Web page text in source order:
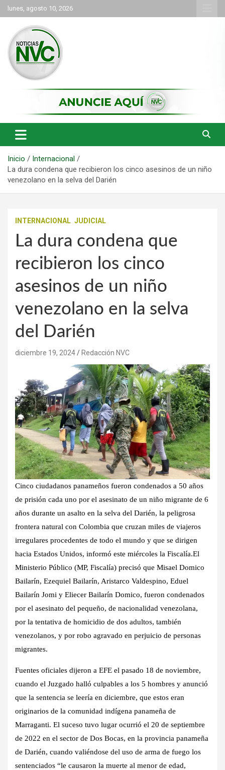
Saltar
al
contenido
lunes, agosto 10, 2026
NVC Noticias
Inicio
Internacional
La dura condena que recibieron los cinco asesinos de un niño
venezolano en la selva del Darién
INTERNACIONAL JUDICIAL
La dura condena que
recibieron los cinco
asesinos de un niño
venezolano en la selva
del Darién
diciembre 19, 2024 Redacción NVC
Cinco ciudadanos panameños fueron condenados a 50 años
de prisión cada uno por el asesinato de un niño migrante de 6
años durante un asalto en la selva del Darién, la peligrosa
frontera natural con Colombia que cruzan miles de viajeros
irregulares procedentes de todo el mundo y que se dirigen
hacia Estados Unidos, informó este miércoles la Fiscalía.El
Ministerio Público (MP, Fiscalía) precisó que Misael Domico
Bailarín, Ezequiel Bailarín, Aristarco Valdespino, Eduel
Bailarín Jomi y Eliecer Bailarín Domico, fueron condenados
por el asesinato del pequeño, de nacionalidad venezolana,
por la tentativa de homicidio de dos adultos, también
venezolanos, y por robo agravado en perjuicio de personas
migrantes.
Fuentes oficiales dijeron a EFE el pasado 18 de noviembre,
cuando el Juzgado halló culpables a los 5 hombres y anunció
que la sentencia se leería en diciembre, que estos eran
originarios de la comunidad indígena panameña de
Marraganti. El suceso tuvo lugar ocurrió el 20 de septiembre
de 2022 en el sector de Dos Bocas, en la provincia panameña
de Darién, cuando valiéndose del uso de arma de fuego los
sentenciados “le causaron la muerte al menor de edad,